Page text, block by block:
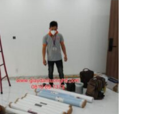
dán tường văn phòng 27716-3